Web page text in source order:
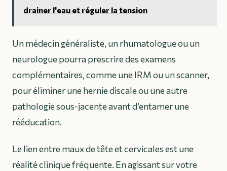
drainer l'eau et réguler la tension
Un médecin généraliste, un rhumatologue ou un
neurologue pourra prescrire des examens
complémentaires, comme une IRM ou un scanner,
pour éliminer une hernie discale ou une autre
pathologie sous-jacente avant d’entamer une
rééducation.
Le lien entre maux de tête et cervicales est une
réalité clinique fréquente. En agissant sur votre